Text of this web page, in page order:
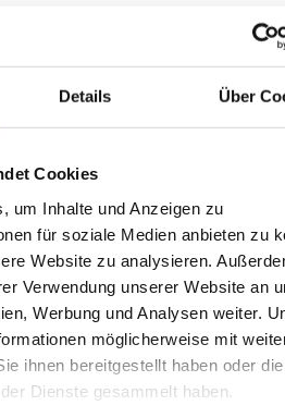
Details Über
Cookies
um Inhalte und Anzeigen zu
für soziale Medien anbieten zu
Website zu analysieren.
Verwendung unserer Website an
Werbung und Analysen weiter.
möglicherweise mit
ihnen bereitgestellt haben oder
Dienste gesammelt haben.
der wichtigsten
die alte Versandsoftware an ihre
die Entscheidung für ein
von TYPO3 schnell getroffen. Wir
Versand auf solide Beine, wir
programmierten gleichzeitig den
#typo3